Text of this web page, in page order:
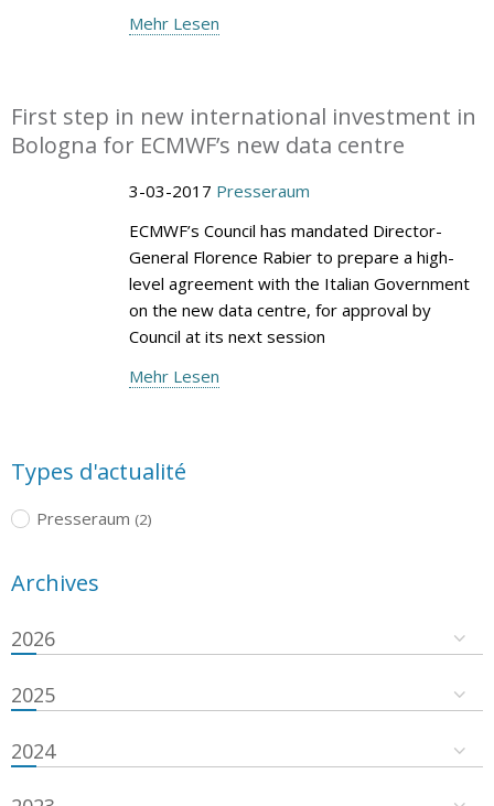
Mehr Lesen
First step in new international investment in
Bologna for ECMWF’s new data centre
3-03-2017 Presseraum
ECMWF’s Council has mandated Director-
General Florence Rabier to prepare a high-
level agreement with the Italian Government
on the new data centre, for approval by
Council at its next session
Mehr Lesen
Types d'actualité
Presseraum (2)
Archives
2026
2025
2024